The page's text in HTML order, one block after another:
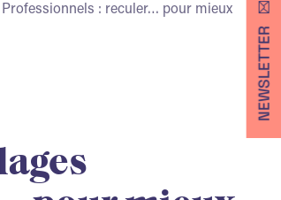
NEWSLETTER
: reculer… pour mieux